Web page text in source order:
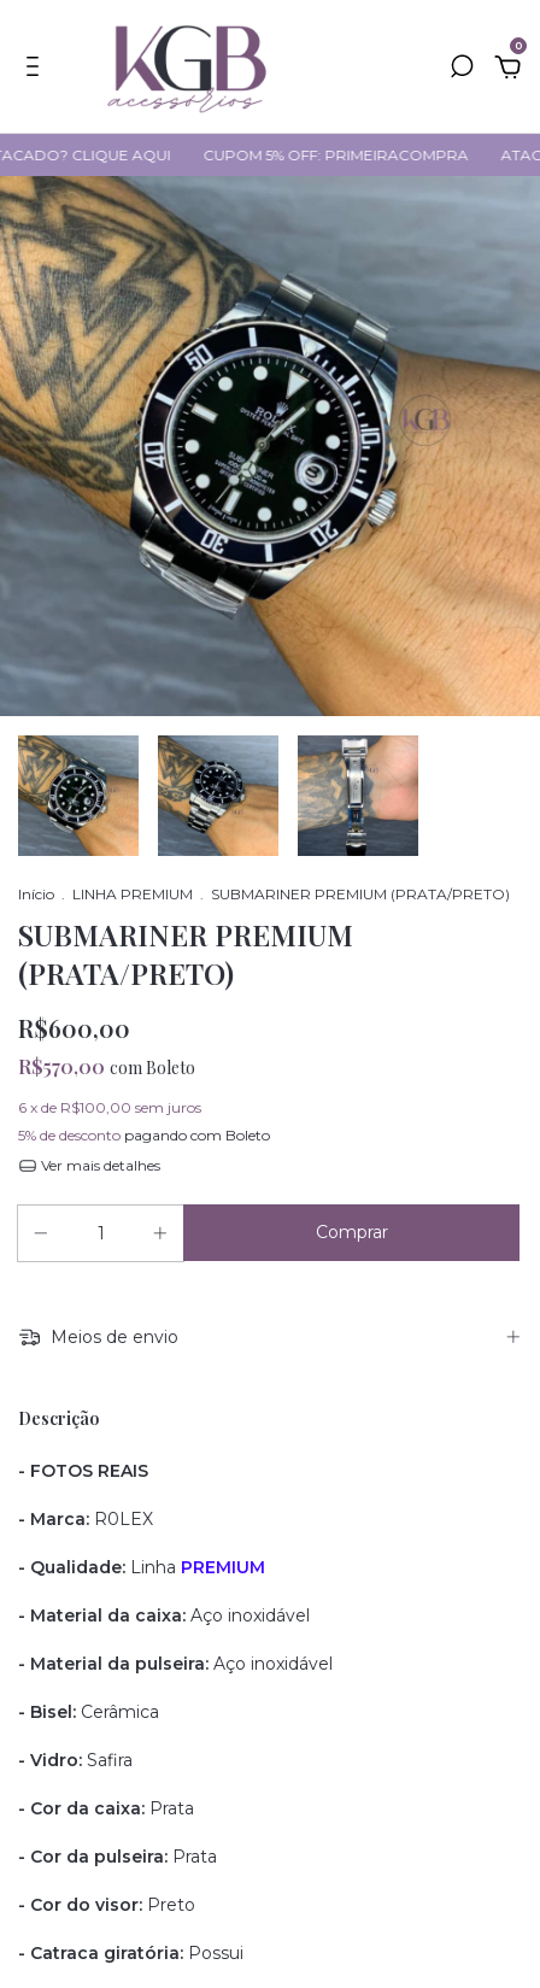
0
CLIQUE AQUI CUPOM 5% OFF: PRIMEIRACOMPRA
Início . LINHA PREMIUM . SUBMARINER PREMIUM (PRATA/PRETO)
SUBMARINER PREMIUM
(PRATA/PRETO)
R$600,00
R$570,00 comBoleto
6 x de R$100,00 sem juros
5% de desconto pagando com Boleto
Ver mais detalhes
Meios de envio
Descrição
- FOTOS REAIS
- Marca: R0LEX
- Qualidade: Linha PREMIUM
- Material da caixa: Aço inoxidável
- Material da pulseira: Aço inoxidável
- Bisel: Cerâmica
- Vidro: Safira
- Cor da caixa: Prata
- Cor da pulseira: Prata
- Cor do visor: Preto
- Catraca giratória: Possui